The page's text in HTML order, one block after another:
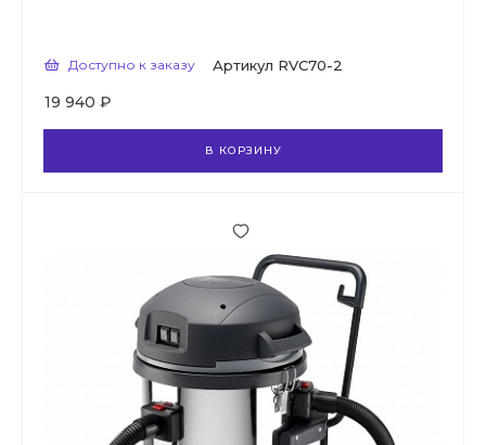
Доступно к заказу Артикул RVC70-2
19 940 ₽
В КОРЗИНУ